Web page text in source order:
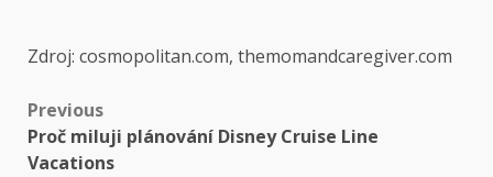
Zdroj: cosmopolitan.com, themomandcaregiver.com
Previous
Proč miluji plánování Disney Cruise Line
Vacations